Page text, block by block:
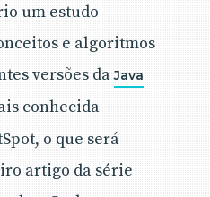
um estudo
e algoritmos
versões daJava
conhecida
o que será
artigo da série